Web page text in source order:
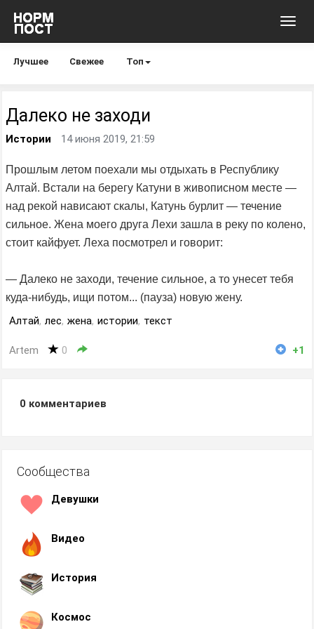
Лучшее Свежее Топ
Далеко не заходи
Истории 14 июня 2019, 21:59
Прошлым летом поехали мы отдыхать в Республику
Алтай. Встали на берегу Катуни в живописном месте —
над рекой нависают скалы, Катунь бурлит — течение
сильное. Жена моего друга Лехи зашла в реку по колено,
стоит кайфует. Леха посмотрел и говорит:
— Далеко не заходи, течение сильное, а то унесет тебя
куда-нибудь, ищи потом... (пауза) новую жену.
Алтай, лес, жена, истории, текст
Artem 0 +1
0 комментариев
Сообщества
Девушки
Видео
История
Космос